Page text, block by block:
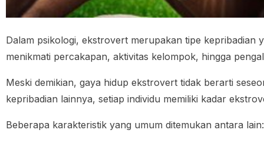
Dalam psikologi, ekstrovert merupakan tipe kepribadian
menikmati percakapan, aktivitas kelompok, hingga
Meski demikian, gaya hidup ekstrovert tidak berarti
kepribadian lainnya, setiap individu memiliki kadar
Beberapa karakteristik yang umum ditemukan antara lain: